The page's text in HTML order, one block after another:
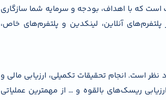
که با اهداف، بودجه و سرمایه شما سازگاری
آنلاین، لینکدین و پلتفرم‌های خاص،
است. انجام تحقیقات تکمیلی، ارزیابی مالی و
ریسک‌های بالقوه و … از مهمترین عملیاتی